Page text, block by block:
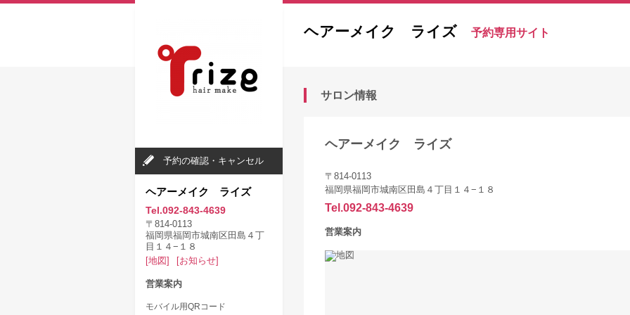
ヘアーメイク ライズ 予約専用サイト
サロン情報
ヘアーメイク ライズ
〒814-0113
福岡県福岡市城南区田島４丁目１４−１８
Tel.092-843-4639
営業案内
予約の確認・キャンセル
ヘアーメイク ライズ
Tel.092-843-4639
〒814-0113
福岡県福岡市城南区田島４丁
目１４−１８
[地図]
[お知らせ]
営業案内
モバイル用QRコード